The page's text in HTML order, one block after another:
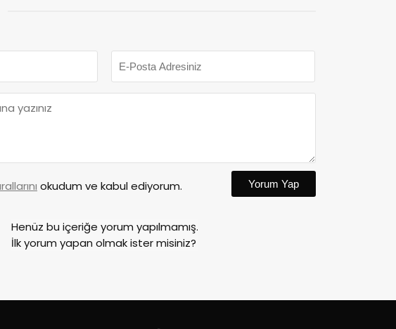
okudum ve kabul ediyorum. Yorum Yap
Henüz bu içeriğe yorum yapılmamış.
İlk yorum yapan olmak ister misiniz?